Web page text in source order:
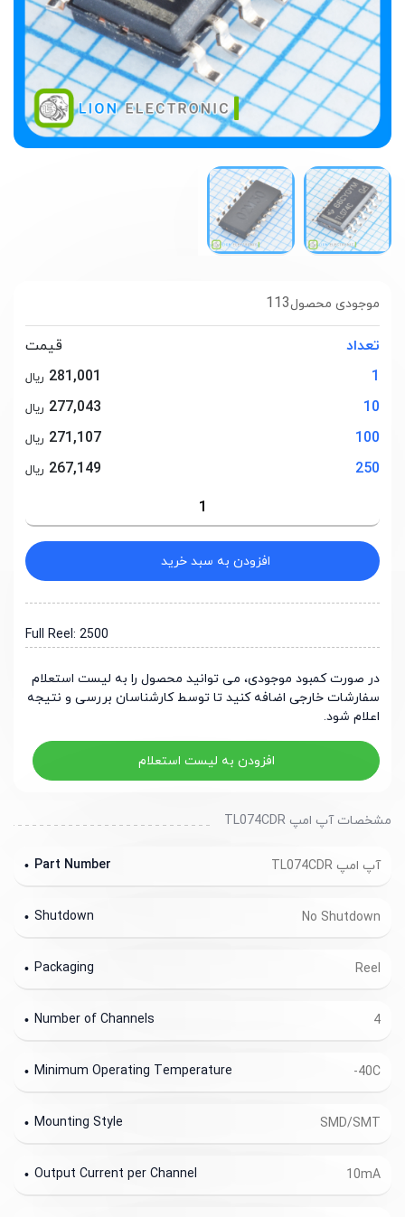
113موجودی محصول
تعداد
قیمت
1
281,001 ریال
10
277,043 ریال
100
271,107 ریال
250
267,149 ریال
افزودن به سبد خرید
Full Reel: 2500
در صورت کمبود موجودی، می توانید محصول را به لیست استعلام
سفارشات خارجی اضافه کنید تا توسط کارشناسان بررسی و نتیجه
اعلام شود.
افزودن به لیست استعلام
مشخصات آپ امپ TL074CDR
آپ امپ TL074CDR Part Number
No Shutdown
Shutdown
Reel
Packaging
4
Number of Channels
-40C
Minimum Operating Temperature
SMD/SMT
Mounting Style
10mA
Output Current per Channel